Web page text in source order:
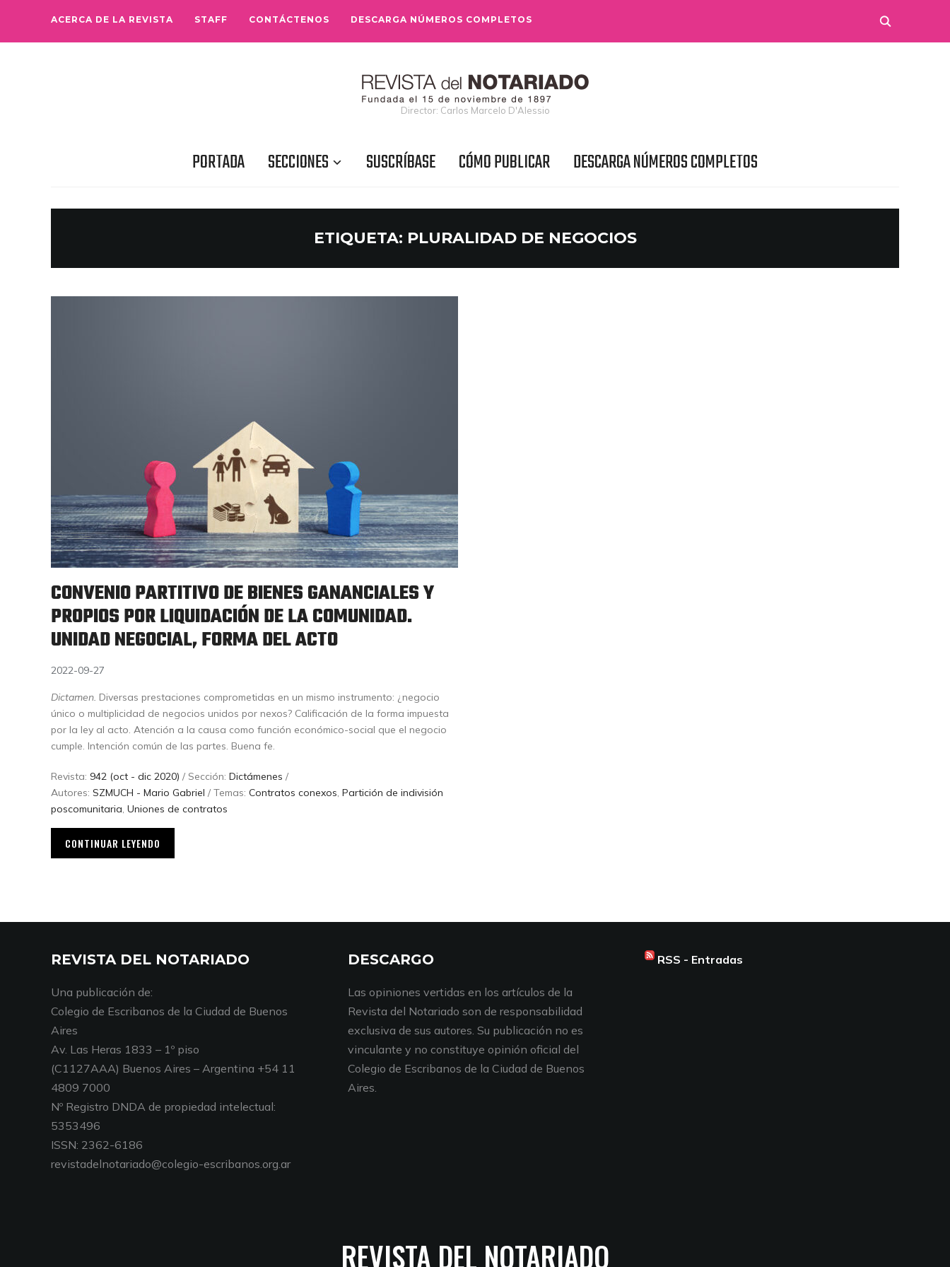
ACERCA DE LA REVISTA STAFF CONTÁCTENOS DESCARGA NÚMEROS COMPLETOS
Director: Carlos Marcelo D'Alessio
PORTADA SECCIONES SUSCRÍBASE CÓMO PUBLICAR DESCARGA NÚMEROS COMPLETOS
ETIQUETA: PLURALIDAD DE NEGOCIOS
CONVENIO PARTITIVO DE BIENES GANANCIALES Y
PROPIOS POR LIQUIDACIÓN DE LA COMUNIDAD.
UNIDAD NEGOCIAL, FORMA DEL ACTO
2022-09-27
Dictamen. Diversas prestaciones comprometidas en un mismo instrumento: ¿negocio
único o multiplicidad de negocios unidos por nexos? Calificación de la forma impuesta
por la ley al acto. Atención a la causa como función económico-social que el negocio
cumple. Intención común de las partes. Buena fe.
Revista: 942 (oct - dic 2020) / Sección: Dictámenes /
Autores: SZMUCH - Mario Gabriel / Temas: Contratos conexos, Partición de indivisión
poscomunitaria, Uniones de contratos
CONTINUAR LEYENDO
REVISTA DEL NOTARIADO
Una publicación de:
Colegio de Escribanos de la Ciudad de Buenos
Aires
Av. Las Heras 1833 – 1º piso
(C1127AAA) Buenos Aires – Argentina +54 11
4809 7000
Nº Registro DNDA de propiedad intelectual:
5353496
ISSN: 2362-6186
revistadelnotariado@colegio-escribanos.org.ar
DESCARGO
Las opiniones vertidas en los artículos de la
Revista del Notariado son de responsabilidad
exclusiva de sus autores. Su publicación no es
vinculante y no constituye opinión oficial del
Colegio de Escribanos de la Ciudad de Buenos
Aires.
RSS - Entradas
REVISTA DEL NOTARIADO